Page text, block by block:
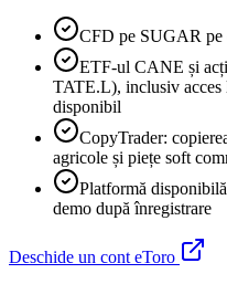
CFD pe SUGAR pe
ETF-ul CANE și
TATE.L), inclusiv acces
disponibil
CopyTrader:
agricole și piețe soft
Platformă
demo după înregistrare
Deschide un cont eToro